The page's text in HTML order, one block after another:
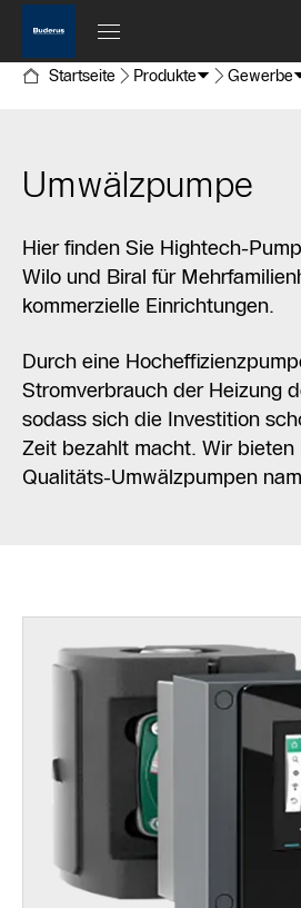
Startseite Produkte Gewerbe
Umwälzpumpe
Hier finden Sie Hightech-
Wilo und Biral für
kommerzielle Einrichtungen.
Durch eine
Stromverbrauch der Heizung
sodass sich die Investition
Zeit bezahlt macht. Wir bieten
Qualitäts-Umwälzpumpen